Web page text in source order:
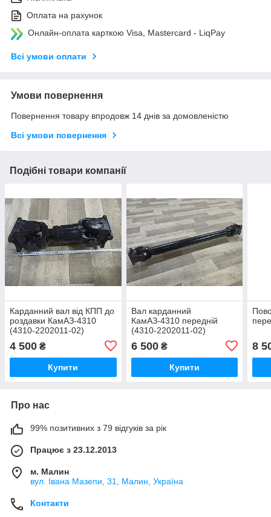
Оплата на рахунок
Онлайн-оплата карткою Visa, Mastercard - LiqPay
Всі умови оплати
Умови повернення
Повернення товару впродовж 14 днів за домовленістю
Всі умови повернення
Подібні товари компанії
Карданний вал від КПП до
роздавки КамАЗ-4310
(4310-2202011-02)
4 500 ₴
Купити
Вал карданний
КамАЗ-4310 передній
(4310-2202011-02)
6 500₴
Купити
8
Про нас
99% позитивних з 79 відгуків за рік
Працює з 23.12.2013
м. Малин
вул. Івана Мазепи, 31, Малин, Україна
Контакти